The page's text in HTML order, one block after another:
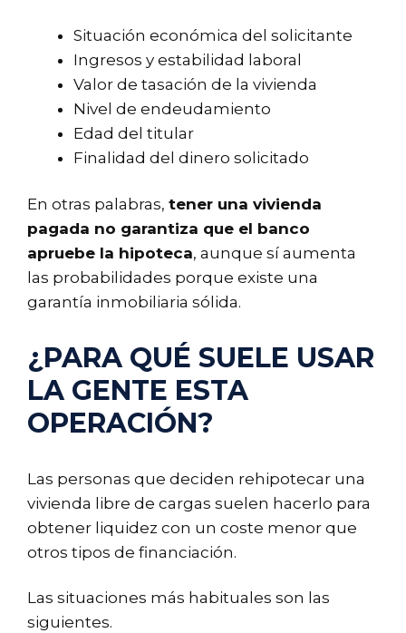
Situación económica del solicitante
Ingresos y estabilidad laboral
Valor de tasación de la vivienda
Nivel de endeudamiento
Edad del titular
Finalidad del dinero solicitado
En otras palabras, tener una vivienda
pagada no garantiza que el banco
apruebe la hipoteca, aunque sí aumenta
las probabilidades porque existe una
garantía inmobiliaria sólida.
¿PARA QUÉ SUELE USAR
LA GENTE ESTA
OPERACIÓN?
Las personas que deciden rehipotecar una
vivienda libre de cargas suelen hacerlo para
obtener liquidez con un coste menor que
otros tipos de financiación.
Las situaciones más habituales son las
siguientes.